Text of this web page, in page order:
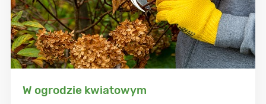
W ogrodzie kwiatowym